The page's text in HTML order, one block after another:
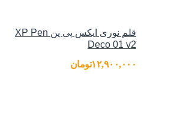
قلم نوری ایکس پی پن XP Pen
Deco 01 v2
۱۲,۹۰۰,۰۰۰تومان